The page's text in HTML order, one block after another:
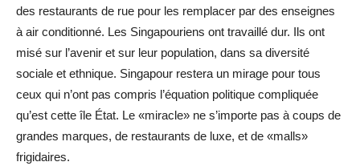
des restaurants de rue pour les remplacer par des enseignes
à air conditionné. Les Singapouriens ont travaillé dur. Ils ont
misé sur l’avenir et sur leur population, dans sa diversité
sociale et ethnique. Singapour restera un mirage pour tous
ceux qui n’ont pas compris l’équation politique compliquée
qu’est cette île État. Le «miracle» ne s’importe pas à coups de
grandes marques, de restaurants de luxe, et de «malls»
frigidaires.